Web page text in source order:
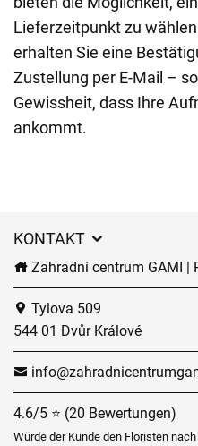
Lieferzeitpunkt zu
erhalten Sie eine
Zustellung per E-Mail –
Gewissheit, dass Ihre
ankommt.
KONTAKT
Zahradní centrum GAMI |
Tylova 509
544 01 Dvůr Králové
4.6/5 ⭐ (20 Bewertungen)
Würde der Kunde den Floristen